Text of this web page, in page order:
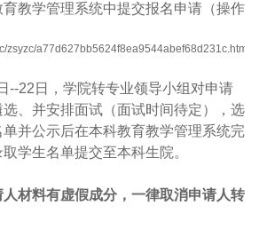
教学管理系统中提交报名申请（操作
zsyzc/a77d627bb5624f8ea9544abef68d231c.htm
--22 日，学院转专业领导小组对申请
、并安排面试（面试时间待定），选
并公示后在本科教育教学管理系统完
学生名单提交至本科生院。
人材料有虚假成分，一律取消申请人转